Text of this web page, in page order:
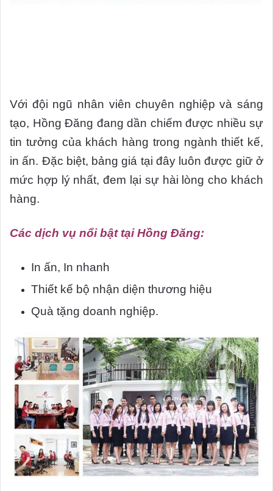
Với đội ngũ nhân viên chuyên nghiệp và sáng
tạo, Hồng Đăng đang dần chiếm được nhiều sự
tin tưởng của khách hàng trong ngành thiết kế,
in ấn. Đặc biệt, bảng giá tại đây luôn được giữ ở
mức hợp lý nhất, đem lại sự hài lòng cho khách
hàng.
Các dịch vụ nổi bật tại Hồng Đăng:
In ấn, In nhanh
Thiết kế bộ nhận diện thương hiệu
Quà tặng doanh nghiệp.